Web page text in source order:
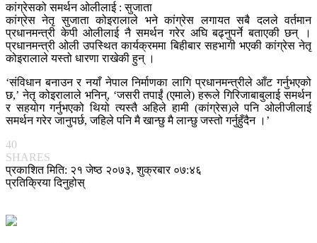
कांग्रेसको समर्थन ओलीलाई : सुजाता
कांग्रेस नेतृ सुजाता कोइरालाले भने कांग्रेस लगायत सबै दलले वर्तमान
प्रधानमन्त्री केपी ओलीलाई नै समर्थन गरेर अघि बढ्नुपर्ने बताएकी छन् ।
प्रधानमन्त्री ओली उपस्थित कार्यक्रममा बिहीबार सहभागी भएकी कांग्रेस नेतृ
कोइरालाले यस्तो धारणा राखेकी हुन् ।
‘संविधान बनाउन र नयाँ नेपाल निर्माणका लागि प्रधानमन्त्रीले आँट गर्नुभएको
छ,’ नेतृ कोइरालाले भनिन्, ‘जसरी तपाईं (एमाले) हरूले गिरिजाबाबुलाई समर्थन
र सहयोग गर्नुभएको थियो त्यस्तै अहिले हामी (कांग्रेस)ले पनि ओलीजीलाई
समर्थन गरेर जानुपर्छ, जहिले पनि मै खान्छु मै लान्छु जस्तो गर्नुहुँदैन ।’
40
SHARES
प्रकाशित मिति: २१ जेष्ठ २०७३, शुक्रबार ०७:४६
प्रतिक्रिया दिनुहोस्